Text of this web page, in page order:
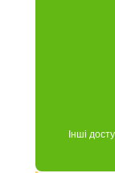
Інші